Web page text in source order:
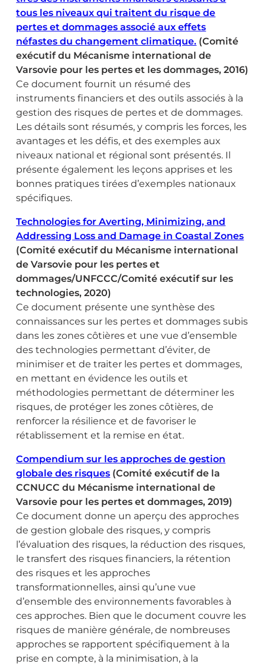
tous les niveaux qui traitent du risque de
pertes et dommages associé aux effets
néfastes du changement climatique. (Comité
exécutif du Mécanisme international de
Varsovie pour les pertes et les dommages, 2016)
Ce document fournit un résumé des
instruments financiers et des outils associés à la
gestion des risques de pertes et de dommages.
Les détails sont résumés, y compris les forces, les
avantages et les défis, et des exemples aux
niveaux national et régional sont présentés. Il
présente également les leçons apprises et les
bonnes pratiques tirées d’exemples nationaux
spécifiques.
Technologies for Averting, Minimizing, and
Addressing Loss and Damage in Coastal Zones
(Comité exécutif du Mécanisme international
de Varsovie pour les pertes et
dommages/UNFCCC/Comité exécutif sur les
technologies, 2020)
Ce document présente une synthèse des
connaissances sur les pertes et dommages subis
dans les zones côtières et une vue d’ensemble
des technologies permettant d’éviter, de
minimiser et de traiter les pertes et dommages,
en mettant en évidence les outils et
méthodologies permettant de déterminer les
risques, de protéger les zones côtières, de
renforcer la résilience et de favoriser le
rétablissement et la remise en état.
Compendium sur les approches de gestion
globale des risques (Comité exécutif de la
CCNUCC du Mécanisme international de
Varsovie pour les pertes et dommages, 2019)
Ce document donne un aperçu des approches
de gestion globale des risques, y compris
l’évaluation des risques, la réduction des risques,
le transfert des risques financiers, la rétention
des risques et les approches
transformationnelles, ainsi qu’une vue
d’ensemble des environnements favorables à
ces approches. Bien que le document couvre les
risques de manière générale, de nombreuses
approches se rapportent spécifiquement à la
prise en compte, à la minimisation, à la